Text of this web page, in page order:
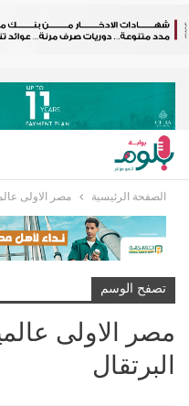
الصفحة الرئيسية مصر الاولى
تصفح الوسم
مصر الاولى
البرتقال